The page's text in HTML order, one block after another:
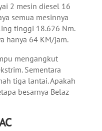
2 mesin diesel 16
semua mesinnya
tinggi 18.626 Nm.
hanya 64 KM/jam.
mengangkut
Sementara
tiga lantai. Apakah
besarnya Belaz